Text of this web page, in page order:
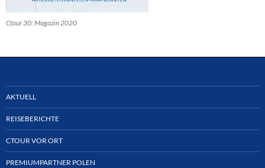
Ctour 30: Magazin 2020
AKTUELL
REISEBERICHTE
CTOUR VOR ORT
PREMIUMPARTNER POLEN